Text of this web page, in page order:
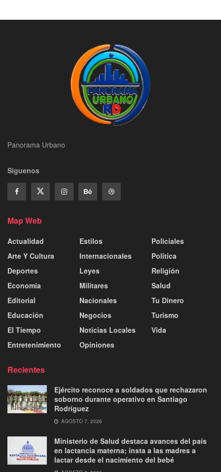
Panorama Urbano
Siguenos
Map Web
Actualidad
Arte Y Cultura
Deportes
Economía
Editorial
Educación
El Tiempo
Entretenimiento
Estilos
Internacionales
Leyes
Militares
Nacionales
Negocios
Noticias Locales
Opiniones
Policiales
Politica
Religión
Salud
Tu Dinero
Turismo
Vida
Recientes
Ejército reconoce a soldados que rechazaron
soborno durante operativo en Santiago
Rodríguez
AGOSTO 7, 2026
Ministerio de Salud destaca avances del país
en lactancia materna; insta a las madres a
lactar desde el nacimiento del bebé